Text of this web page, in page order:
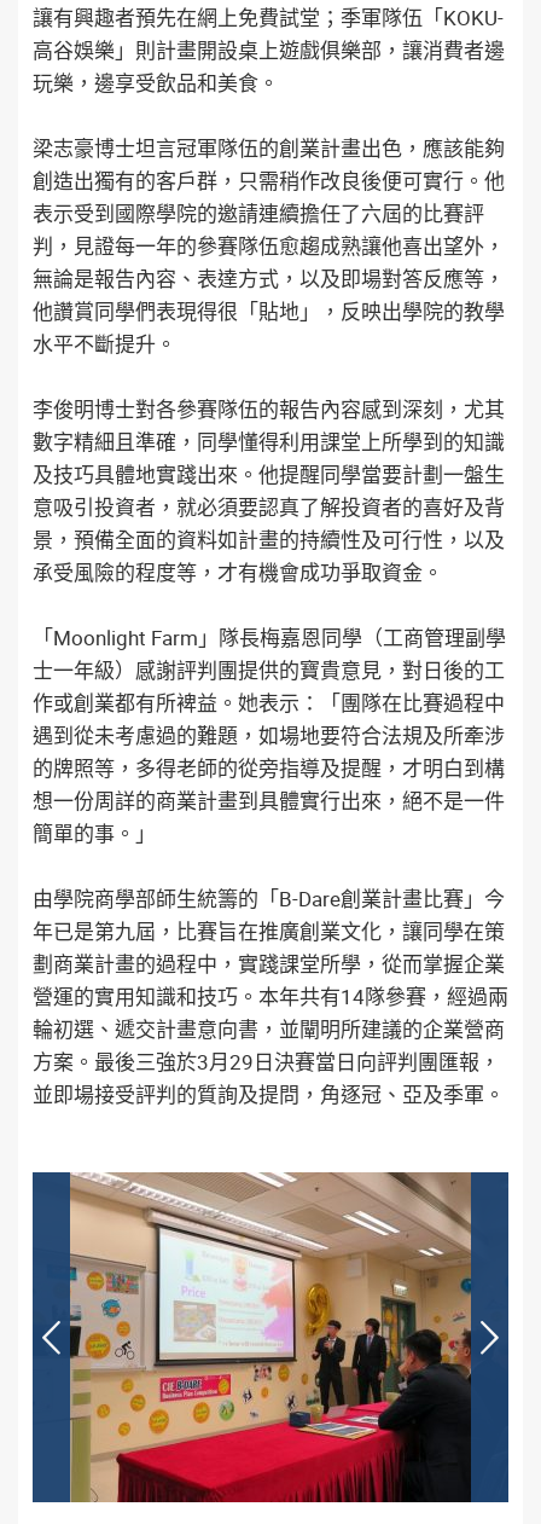
讓有興趣者預先在網上免費試堂；季軍隊伍「KOKU-
高谷娛樂」則計畫開設桌上遊戲俱樂部，讓消費者邊
玩樂，邊享受飲品和美食。
梁志豪博士坦言冠軍隊伍的創業計畫出色，應該能夠
創造出獨有的客戶群，只需稍作改良後便可實行。他
表示受到國際學院的邀請連續擔任了六屆的比賽評
判，見證每一年的參賽隊伍愈趨成熟讓他喜出望外，
無論是報告內容、表達方式，以及即場對答反應等，
他讚賞同學們表現得很「貼地」，反映出學院的教學
水平不斷提升。
李俊明博士對各參賽隊伍的報告內容感到深刻，尤其
數字精細且準確，同學懂得利用課堂上所學到的知識
及技巧具體地實踐出來。他提醒同學當要計劃一盤生
意吸引投資者，就必須要認真了解投資者的喜好及背
景，預備全面的資料如計畫的持續性及可行性，以及
承受風險的程度等，才有機會成功爭取資金。
「Moonlight Farm」隊長梅嘉恩同學（工商管理副學
士一年級）感謝評判團提供的寶貴意見，對日後的工
作或創業都有所裨益。她表示：「團隊在比賽過程中
遇到從未考慮過的難題，如場地要符合法規及所牽涉
的牌照等，多得老師的從旁指導及提醒，才明白到構
想一份周詳的商業計畫到具體實行出來，絕不是一件
簡單的事。」
由學院商學部師生統籌的「B-Dare創業計畫比賽」今
年已是第九屆，比賽旨在推廣創業文化，讓同學在策
劃商業計畫的過程中，實踐課堂所學，從而掌握企業
營運的實用知識和技巧。本年共有14隊參賽，經過兩
輪初選、遞交計畫意向書，並闡明所建議的企業營商
方案。最後三強於3月29日決賽當日向評判團匯報，
並即場接受評判的質詢及提問，角逐冠、亞及季軍。